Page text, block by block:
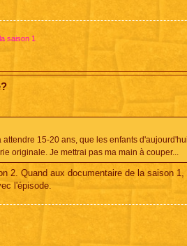
saison 1
15-20 ans, que les enfants
originale. Je mettrai pas ma main à couper...
2. Quand aux documentaire de la saison
l'épisode.